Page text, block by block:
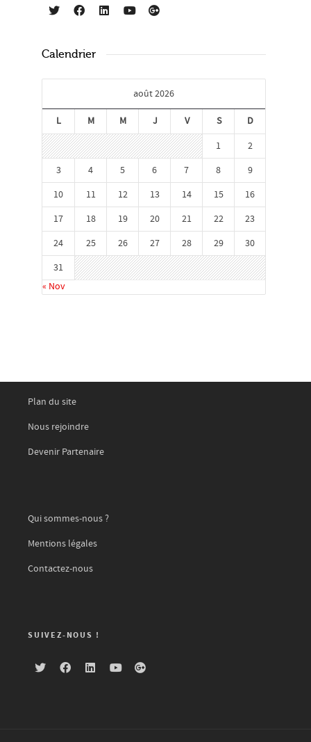
Calendrier
août 2026
L M M J V S
D
1
2
3
4 5 6 7 8
9
10
11 12 13 14 15
16
17
18 19 20 21 22
23
24
25 26 27 28 29
30
31
« Nov
Plan du site
Nous rejoindre
Devenir Partenaire
Qui sommes-nous ?
Mentions légales
Contactez-nous
SUIVEZ-NOUS !